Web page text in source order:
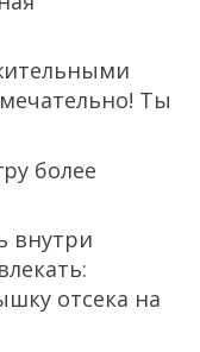
Ты
более
внутри
отсека на